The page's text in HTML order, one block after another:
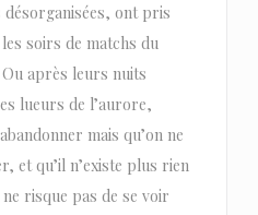
désorganisées, ont pris
soirs de matchs du
après leurs nuits
lueurs de l’aurore,
mais qu’on ne
et qu’il n’existe plus rien
risque pas de se voir